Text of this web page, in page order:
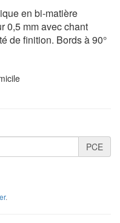
en bi-matière
0,5 mm avec chant
de finition. Bords à 90°
PCE
.